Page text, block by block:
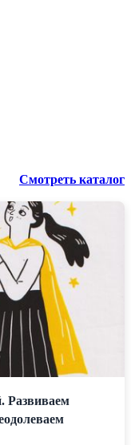
Смотреть каталог
Развиваем